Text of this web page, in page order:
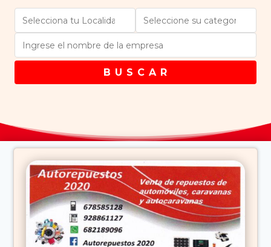
B U S C A R